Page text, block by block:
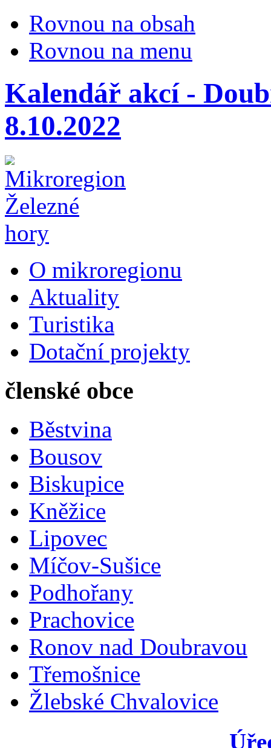
Rovnou na obsah
Rovnou na menu
Kalendář akcí -
8.10.2022
O mikroregionu
Aktuality
Turistika
Dotační projekty
členské obce
Běstvina
Bousov
Biskupice
Kněžice
Lipovec
Míčov-Sušice
Podhořany
Prachovice
Ronov nad Doubravou
Třemošnice
Žlebské Chvalovice